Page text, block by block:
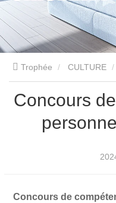
Trophée CULTURE
de compétences du
Concours
Concours de